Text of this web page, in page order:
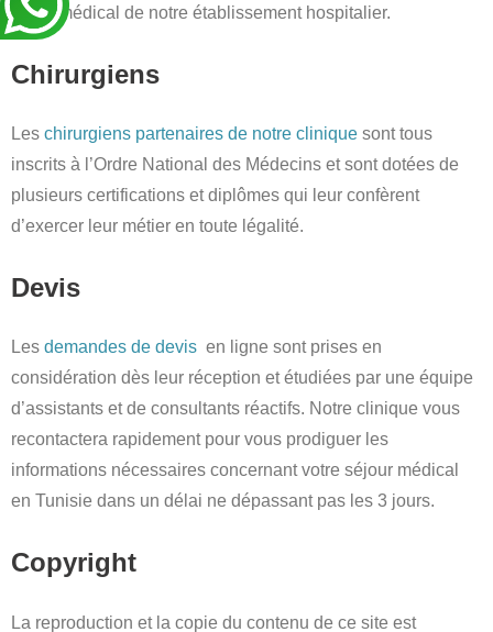
corps médical de notre établissement hospitalier.
Chirurgiens
Les chirurgiens partenaires de notre clinique sont tous
inscrits à l’Ordre National des Médecins et sont dotées de
plusieurs certifications et diplômes qui leur confèrent
d’exercer leur métier en toute légalité.
Devis
Les demandes de devis en ligne sont prises en
considération dès leur réception et étudiées par une équipe
d’assistants et de consultants réactifs. Notre clinique vous
recontactera rapidement pour vous prodiguer les
informations nécessaires concernant votre séjour médical
en Tunisie dans un délai ne dépassant pas les 3 jours.
Copyright
La reproduction et la copie du contenu de ce site est